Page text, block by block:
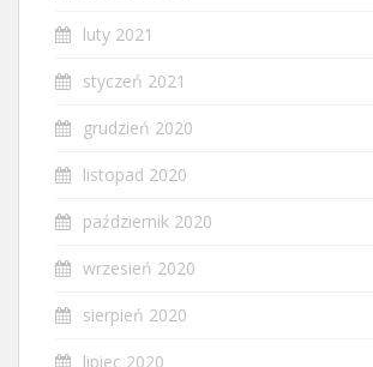
luty 2021
styczeń 2021
grudzień 2020
listopad 2020
październik 2020
wrzesień 2020
sierpień 2020
lipiec 2020